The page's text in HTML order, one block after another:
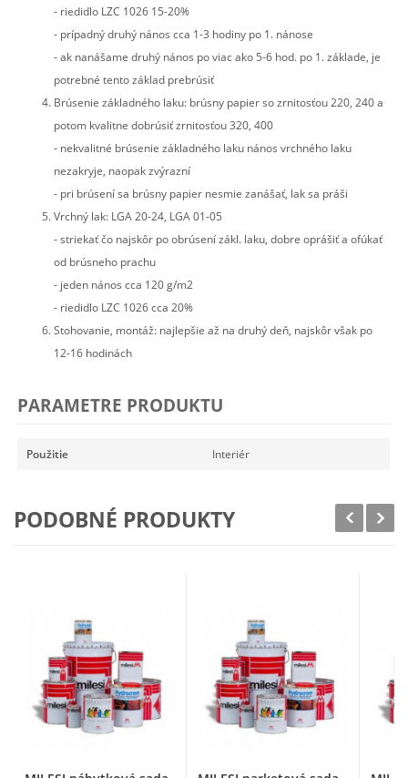
- riedidlo LZC 1026 15-20%
- prípadný druhý nános cca 1-3 hodiny po 1. nánose
- ak nanášame druhý nános po viac ako 5-6 hod. po 1. základe, je
potrebné tento základ prebrúsiť
Brúsenie základného laku: brúsny papier so zrnitosťou 220, 240 a
potom kvalitne dobrúsiť zrnitosťou 320, 400
- nekvalitné brúsenie základného laku nános vrchného laku
nezakryje, naopak zvýrazní
- pri brúsení sa brúsny papier nesmie zanášať, lak sa práši
Vrchný lak: LGA 20-24, LGA 01-05
- striekať čo najskôr po obrúsení zákl. laku, dobre oprášiť a ofúkať
od brúsneho prachu
- jeden nános cca 120 g/m2
- riedidlo LZC 1026 cca 20%
Stohovanie, montáž: najlepšie až na druhý deň, najskôr však po
12-16 hodinách
PARAMETRE PRODUKTU
Použitie Interiér
PODOBNÉ PRODUKTY